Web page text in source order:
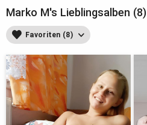
Marko M's Lieblingsalben (8)
Favoriten (8)